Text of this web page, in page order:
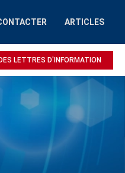
ARTICLES
/ ARNAQUE
LETTRES D'INFORMATION